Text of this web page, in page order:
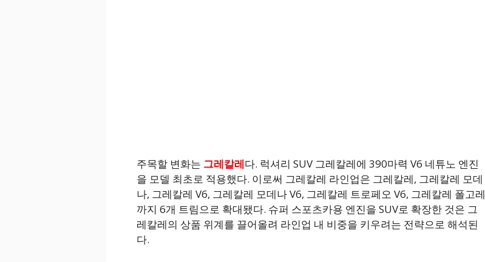
주목할 변화는 그레칼레다. 럭셔리 SUV 그레칼레에 390마력 V6 네튜노 엔진
을 모델 최초로 적용했다. 이로써 그레칼레 라인업은 그레칼레, 그레칼레 모데
나, 그레칼레 V6, 그레칼레 모데나 V6, 그레칼레 트로페오 V6, 그레칼레 폴고레
까지 6개 트림으로 확대됐다. 슈퍼 스포츠카용 엔진을 SUV로 확장한 것은 그
레칼레의 상품 위계를 끌어올려 라인업 내 비중을 키우려는 전략으로 해석된
다.